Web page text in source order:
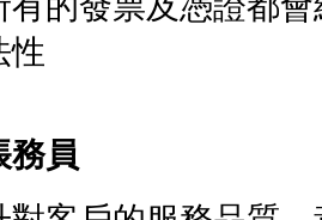
性
務員